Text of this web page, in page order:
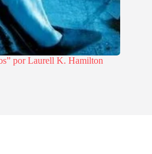
por Laurell K. Hamilton